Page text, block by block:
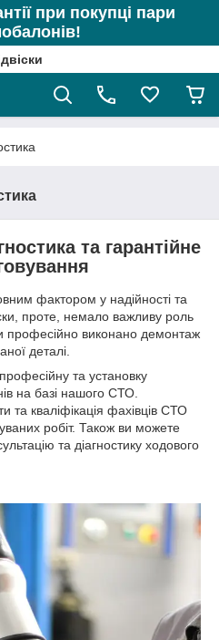
при покупці пари
та гарантійне
фактором у надійності та
проте, немало важливу роль
професійно виконано демонтаж
деталі.
та установку
на базі нашого СТО.
та кваліфікація фахівців СТО
робіт. Також ви можете
та діагностику ходового